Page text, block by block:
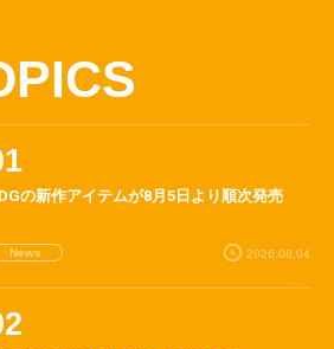
の新作アイテムが8月5日より順次発売
News 2026.08.04